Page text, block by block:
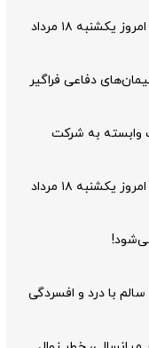
قیمت دلار و قیمت یورو امروز یکشنبه ۱۸ مرداد
دفاعی فراگیر
به شرکت
قیمت سکه و قیمت طلا امروز یکشنبه ۱۸ مرداد
با درد و افسردگی